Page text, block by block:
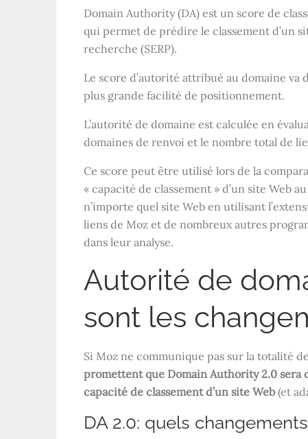
Domain Authority (DA) est un score de
qui permet de prédire le classement d’un
recherche (SERP).
Le score d’autorité attribué au domaine va
plus grande facilité de positionnement.
L’autorité de domaine est calculée en
domaines de renvoi et le nombre total de
Ce score peut être utilisé lors de la
« capacité de classement » d’un site Web
n’importe quel site Web en utilisant
liens de Moz et de nombreux autres
dans leur analyse.
Autorité de
sont les
Si Moz ne communique pas sur la totalité
promettent que Domain Authority 2.0 sera
capacité de classement d’un site Web(et
DA 2.0: quels